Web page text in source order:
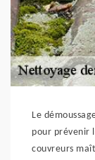
Le
pour prévenir
couvreurs